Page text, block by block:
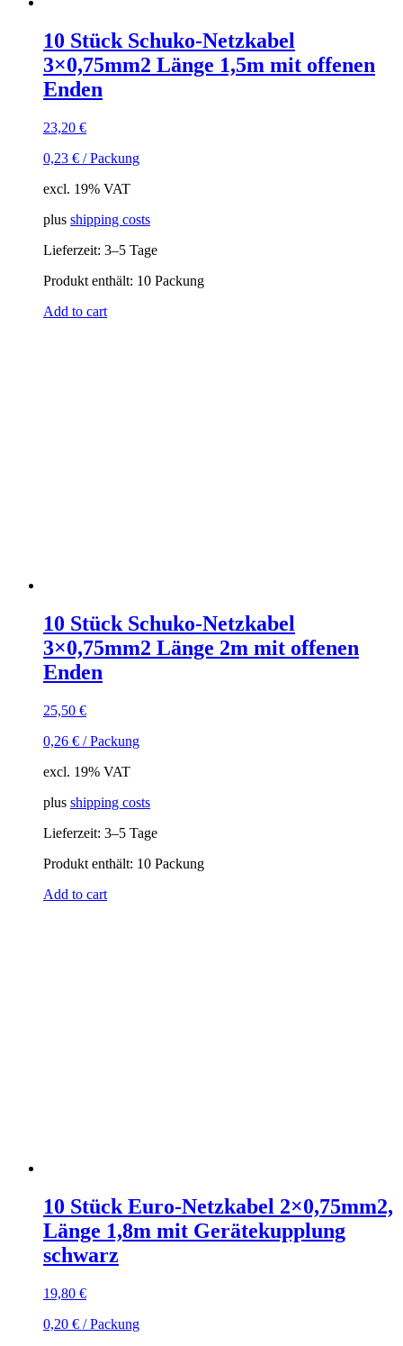
10 Stück Schuko-Netzkabel
3×0,75mm2 Länge 1,5m mit offenen
Enden
23,20 €
0,23 € /Packung
excl. 19% VAT
plus shipping costs
Lieferzeit: 3–5 Tage
Produkt enthält: 10 Packung
Add to cart
10 Stück Schuko-Netzkabel
3×0,75mm2 Länge 2m mit offenen
Enden
25,50 €
0,26 € /Packung
excl. 19% VAT
plus shipping costs
Lieferzeit: 3–5 Tage
Produkt enthält: 10 Packung
Add to cart
10 Stück Euro-Netzkabel 2×0,75mm2,
Länge 1,8m mit Gerätekupplung
schwarz
19,80 €
0,20 € /Packung